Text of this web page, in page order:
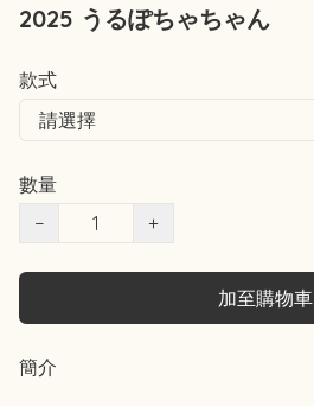
2025 うるぽちゃちゃん
款式
數量
−
+
加至購物車
簡介